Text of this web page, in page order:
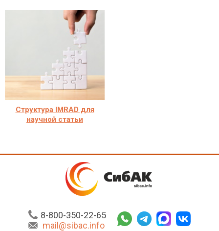
Структура IMRAD для
научной статьи
8-800-350-22-65
mail@sibac.info